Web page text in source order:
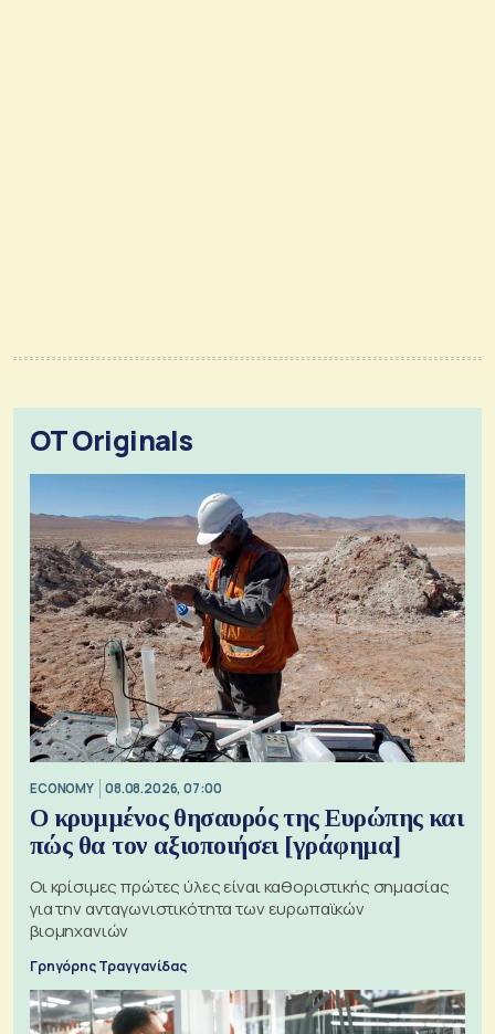
OT Originals
ECONOMY 08.08.2026, 07:00
Ο κρυμμένος θησαυρός της Ευρώπης και
πώς θα τον αξιοποιήσει [γράφημα]
Οι κρίσιμες πρώτες ύλες είναι καθοριστικής σημασίας
για την ανταγωνιστικότητα των ευρωπαϊκών
βιομηχανιών
Γρηγόρης Τραγγανίδας